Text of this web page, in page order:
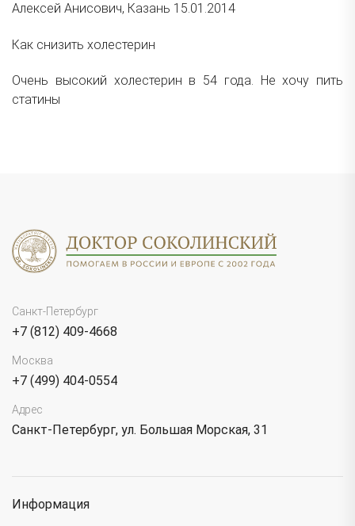
Алексей Анисович, Казань 15.01.2014
Как снизить холестерин
Очень высокий холестерин в 54 года. Не хочу пить
статины
Санкт-Петербург
+7 (812) 409-4668
Москва
+7 (499) 404-0554
Адрес
Санкт-Петербург, ул. Большая Морская, 31
Информация